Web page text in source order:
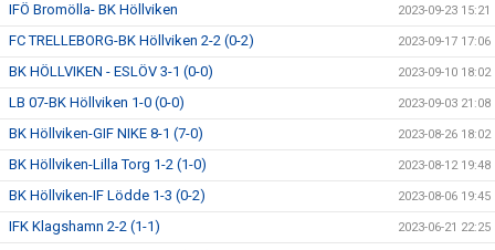
IFÖ Bromölla- BK Höllviken 2023-09-23 15:21
FC TRELLEBORG-BK Höllviken 2-2 (0-2) 2023-09-17 17:06
BK HÖLLVIKEN - ESLÖV 3-1 (0-0) 2023-09-10 18:02
LB 07-BK Höllviken 1-0 (0-0) 2023-09-03 21:08
BK Höllviken-GIF NIKE 8-1 (7-0) 2023-08-26 18:02
BK Höllviken-Lilla Torg 1-2 (1-0) 2023-08-12 19:48
BK Höllviken-IF Lödde 1-3 (0-2) 2023-08-06 19:45
IFK Klagshamn 2-2 (1-1) 2023-06-21 22:25